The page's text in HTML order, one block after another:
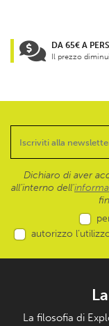
DA 65€ A
Il prezzo
Dichiaro di aver
all’interno dell'
autorizzo
La filosofia di